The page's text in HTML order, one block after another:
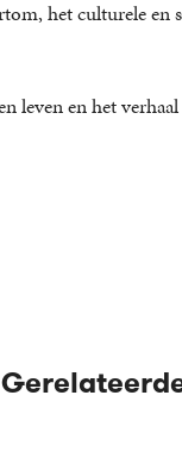
het culturele en
leven en het verhaal